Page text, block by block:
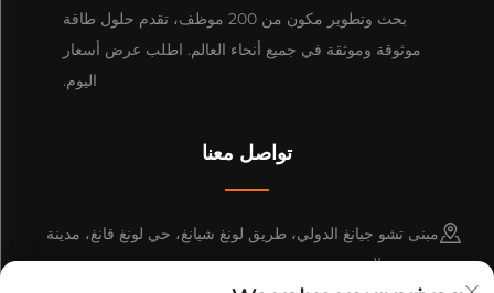
بحث وتطوير مكون من 200 موظف، تقدم حلول طاقة
موثوقة وموثقة في جميع أنحاء العالم. اطلب عرض أسعار
اليوم.
تواصل معنا
مبنى تشو جيانغ الدولي، طريق لونغ شيانغ، حي لونغ قانغ، مدينة
شنتشن، الصين